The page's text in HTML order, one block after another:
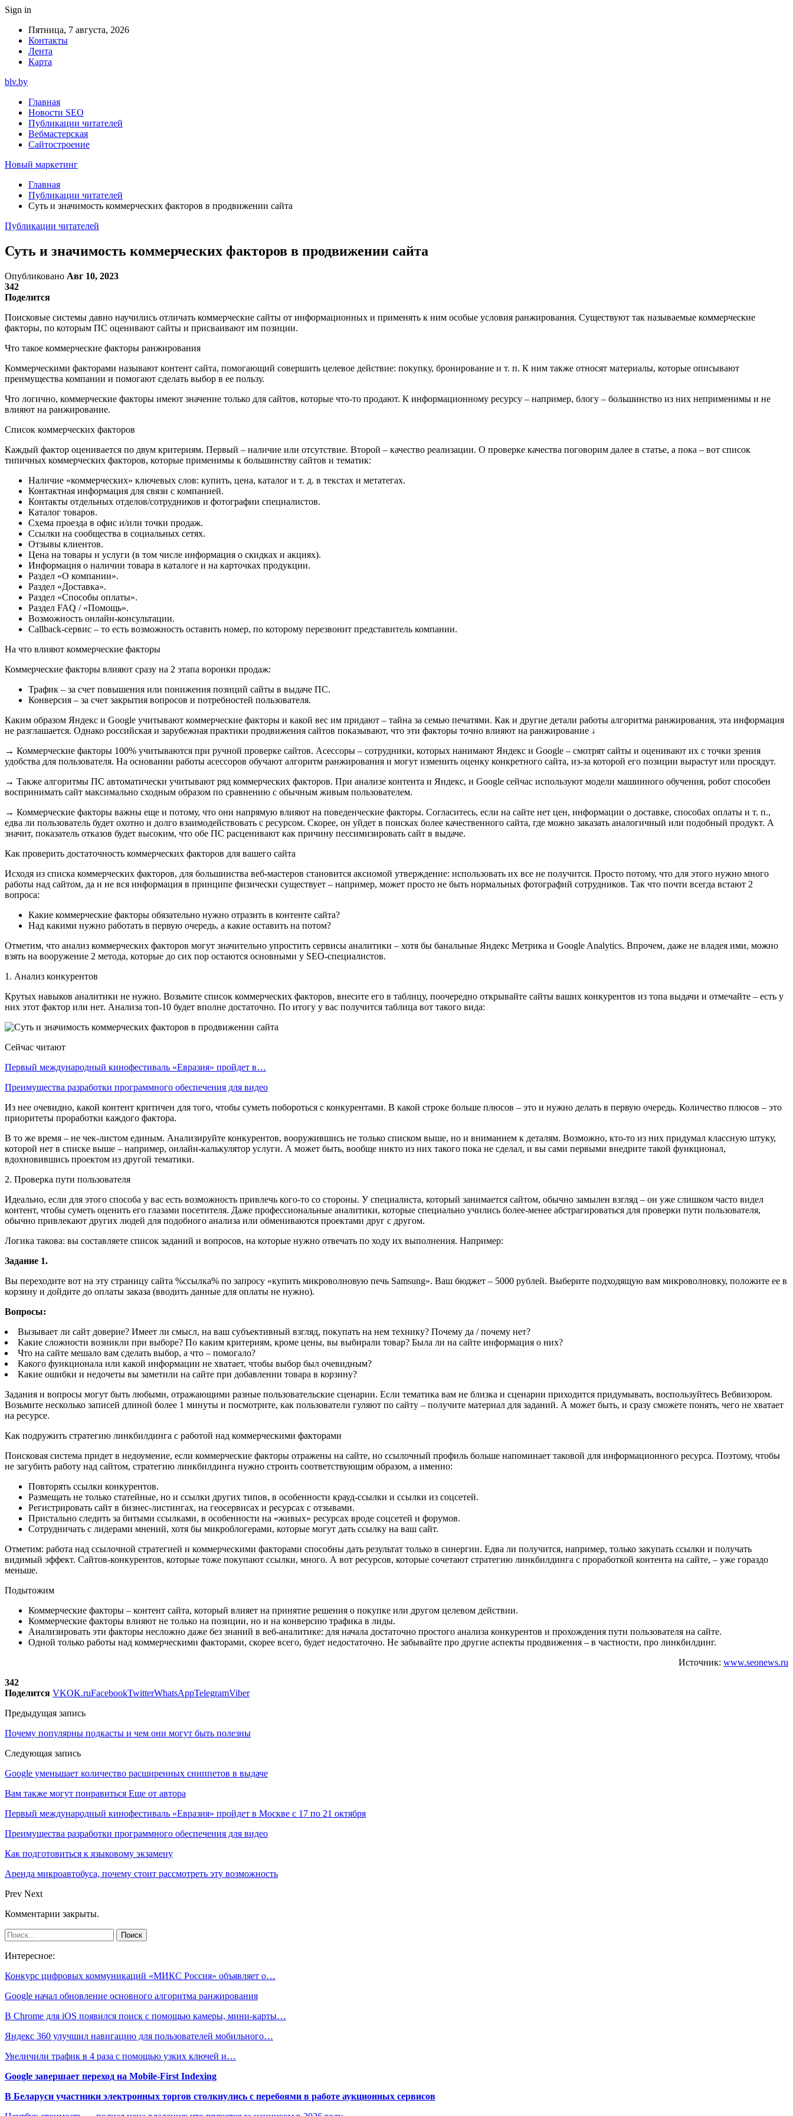
Sign in
Пятница, 7 августа, 2026
Контакты
Лента
Карта
blv.by
Главная
Новости SEO
Публикации читателей
Вебмастерская
Сайтостроение
Новый маркетинг
Главная
Публикации читателей
Суть и значимость коммерческих факторов в продвижении сайта
Публикации читателей
Суть и значимость коммерческих факторов в продвижении сайта
Опубликовано Авг 10, 2023
342
Поделится
Поисковые системы давно научились отличать коммерческие сайты от информационных и применять к ним особые условия ранжирования. Существуют так называемые коммерческие
факторы, по которым ПС оценивают сайты и присваивают им позиции.
Что такое коммерческие факторы ранжирования
Коммерческими факторами называют контент сайта, помогающий совершить целевое действие: покупку, бронирование и т. п. К ним также относят материалы, которые описывают
преимущества компании и помогают сделать выбор в ее пользу.
Что логично, коммерческие факторы имеют значение только для сайтов, которые что-то продают. К информационному ресурсу – например, блогу – большинство из них неприменимы и не
влияют на ранжирование.
Список коммерческих факторов
Каждый фактор оценивается по двум критериям. Первый – наличие или отсутствие. Второй – качество реализации. О проверке качества поговорим далее в статье, а пока – вот список
типичных коммерческих факторов, которые применимы к большинству сайтов и тематик:
Наличие «коммерческих» ключевых слов: купить, цена, каталог и т. д. в текстах и метатегах.
Контактная информация для связи с компанией.
Контакты отдельных отделов/сотрудников и фотографии специалистов.
Каталог товаров.
Схема проезда в офис и/или точки продаж.
Ссылки на сообщества в социальных сетях.
Отзывы клиентов.
Цена на товары и услуги (в том числе информация о скидках и акциях).
Информация о наличии товара в каталоге и на карточках продукции.
Раздел «О компании».
Раздел «Доставка».
Раздел «Способы оплаты».
Раздел FAQ / «Помощь».
Возможность онлайн-консультации.
Callback-сервис – то есть возможность оставить номер, по которому перезвонит представитель компании.
На что влияют коммерческие факторы
Коммерческие факторы влияют сразу на 2 этапа воронки продаж:
Трафик – за счет повышения или понижения позиций сайты в выдаче ПС.
Конверсия – за счет закрытия вопросов и потребностей пользователя.
Каким образом Яндекс и Google учитывают коммерческие факторы и какой вес им придают – тайна за семью печатями. Как и другие детали работы алгоритма ранжирования, эта информация
не разглашается. Однако российская и зарубежная практики продвижения сайтов показывают, что эти факторы точно влияют на ранжирование ↓
→ Коммерческие факторы 100% учитываются при ручной проверке сайтов. Асессоры – сотрудники, которых нанимают Яндекс и Google – смотрят сайты и оценивают их с точки зрения
удобства для пользователя. На основании работы асессоров обучают алгоритм ранжирования и могут изменить оценку конкретного сайта, из-за которой его позиции вырастут или просядут.
→ Также алгоритмы ПС автоматически учитывают ряд коммерческих факторов. При анализе контента и Яндекс, и Google сейчас используют модели машинного обучения, робот способен
воспринимать сайт максимально сходным образом по сравнению с обычным живым пользователем.
→ Коммерческие факторы важны еще и потому, что они напрямую влияют на поведенческие факторы. Согласитесь, если на сайте нет цен, информации о доставке, способах оплаты и т. п.,
едва ли пользователь будет охотно и долго взаимодействовать с ресурсом. Скорее, он уйдет в поисках более качественного сайта, где можно заказать аналогичный или подобный продукт. А
значит, показатель отказов будет высоким, что обе ПС расценивают как причину пессимизировать сайт в выдаче.
Как проверить достаточность коммерческих факторов для вашего сайта
Исходя из списка коммерческих факторов, для большинства веб-мастеров становится аксиомой утверждение: использовать их все не получится. Просто потому, что для этого нужно много
работы над сайтом, да и не вся информация в принципе физически существует – например, может просто не быть нормальных фотографий сотрудников. Так что почти всегда встают 2
вопроса:
Какие коммерческие факторы обязательно нужно отразить в контенте сайта?
Над какими нужно работать в первую очередь, а какие оставить на потом?
Отметим, что анализ коммерческих факторов могут значительно упростить сервисы аналитики – хотя бы банальные Яндекс Метрика и Google Analytics. Впрочем, даже не владея ими, можно
взять на вооружение 2 метода, которые до сих пор остаются основными у SEO-специалистов.
1. Анализ конкурентов
Крутых навыков аналитики не нужно. Возьмите список коммерческих факторов, внесите его в таблицу, поочередно открывайте сайты ваших конкурентов из топа выдачи и отмечайте – есть у
них этот фактор или нет. Анализа топ-10 будет вполне достаточно. По итогу у вас получится таблица вот такого вида:
Сейчас читают
Первый международный кинофестиваль «Евразия» пройдет в…
Преимущества разработки программного обеспечения для видео
Из нее очевидно, какой контент критичен для того, чтобы суметь побороться с конкурентами. В какой строке больше плюсов – это и нужно делать в первую очередь. Количество плюсов – это
приоритеты проработки каждого фактора.
В то же время – не чек-листом единым. Анализируйте конкурентов, вооружившись не только списком выше, но и вниманием к деталям. Возможно, кто-то из них придумал классную штуку,
которой нет в списке выше – например, онлайн-калькулятор услуги. А может быть, вообще никто из них такого пока не сделал, и вы сами первыми внедрите такой функционал,
вдохновившись проектом из другой тематики.
2. Проверка пути пользователя
Идеально, если для этого способа у вас есть возможность привлечь кого-то со стороны. У специалиста, который занимается сайтом, обычно замылен взгляд – он уже слишком часто видел
контент, чтобы суметь оценить его глазами посетителя. Даже профессиональные аналитики, которые специально учились более-менее абстрагироваться для проверки пути пользователя,
обычно привлекают других людей для подобного анализа или обмениваются проектами друг с другом.
Логика такова: вы составляете список заданий и вопросов, на которые нужно отвечать по ходу их выполнения. Например:
Задание 1.
Вы переходите вот на эту страницу сайта %ссылка% по запросу «купить микроволновую печь Samsung». Ваш бюджет – 5000 рублей. Выберите подходящую вам микроволновку, положите ее в
корзину и дойдите до оплаты заказа (вводить данные для оплаты не нужно).
Вопросы:
Вызывает ли сайт доверие? Имеет ли смысл, на ваш субъективный взгляд, покупать на нем технику? Почему да / почему нет?
Какие сложности возникли при выборе? По каким критериям, кроме цены, вы выбирали товар? Была ли на сайте информация о них?
Что на сайте мешало вам сделать выбор, а что – помогало?
Какого функционала или какой информации не хватает, чтобы выбор был очевидным?
Какие ошибки и недочеты вы заметили на сайте при добавлении товара в корзину?
Задания и вопросы могут быть любыми, отражающими разные пользовательские сценарии. Если тематика вам не близка и сценарии приходится придумывать, воспользуйтесь Вебвизором.
Возьмите несколько записей длиной более 1 минуты и посмотрите, как пользователи гуляют по сайту – получите материал для заданий. А может быть, и сразу сможете понять, чего не хватает
на ресурсе.
Как подружить стратегию линкбилдинга с работой над коммерческими факторами
Поисковая система придет в недоумение, если коммерческие факторы отражены на сайте, но ссылочный профиль больше напоминает таковой для информационного ресурса. Поэтому, чтобы
не загубить работу над сайтом, стратегию линкбилдинга нужно строить соответствующим образом, а именно:
Повторять ссылки конкурентов.
Размещать не только статейные, но и ссылки других типов, в особенности крауд-ссылки и ссылки из соцсетей.
Регистрировать сайт в бизнес-листингах, на геосервисах и ресурсах с отзывами.
Пристально следить за битыми ссылками, в особенности на «живых» ресурсах вроде соцсетей и форумов.
Сотрудничать с лидерами мнений, хотя бы микроблогерами, которые могут дать ссылку на ваш сайт.
Отметим: работа над ссылочной стратегией и коммерческими факторами способны дать результат только в синергии. Едва ли получится, например, только закупать ссылки и получать
видимый эффект. Сайтов-конкурентов, которые тоже покупают ссылки, много. А вот ресурсов, которые сочетают стратегию линкбилдинга с проработкой контента на сайте, – уже гораздо
меньше.
Подытожим
Коммерческие факторы – контент сайта, который влияет на принятие решения о покупке или другом целевом действии.
Коммерческие факторы влияют не только на позиции, но и на конверсию трафика в лиды.
Анализировать эти факторы несложно даже без знаний в веб-аналитике: для начала достаточно простого анализа конкурентов и прохождения пути пользователя на сайте.
Одной только работы над коммерческими факторами, скорее всего, будет недостаточно. Не забывайте про другие аспекты продвижения – в частности, про линкбилдинг.
Источник: www.seonews.ru
342
Поделится VKOK.ruFacebookTwitterWhatsAppTelegramViber
Предыдущая запись
Почему популярны подкасты и чем они могут быть полезны
Следующая запись
Google уменьшает количество расширенных сниппетов в выдаче
Вам также могут понравиться Еще от автора
Первый международный кинофестиваль «Евразия» пройдет в Москве с 17 по 21 октября
Преимущества разработки программного обеспечения для видео
Как подготовиться к языковому экзамену
Аренда микроавтобуса, почему стоит рассмотреть эту возможность
Prev Next
Комментарии закрыты.
Интересное:
Конкурс цифровых коммуникаций «МИКС Россия» объявляет о…
Google начал обновление основного алгоритма ранжирования
В Chrome для iOS появился поиск с помощью камеры, мини-карты…
Яндекс 360 улучшил навигацию для пользователей мобильного…
Увеличили трафик в 4 раза с помощью узких ключей и…
Google завершает переход на Mobile-First Indexing
В Беларуси участники электронных торгов столкнулись с перебоями в работе аукционных сервисов